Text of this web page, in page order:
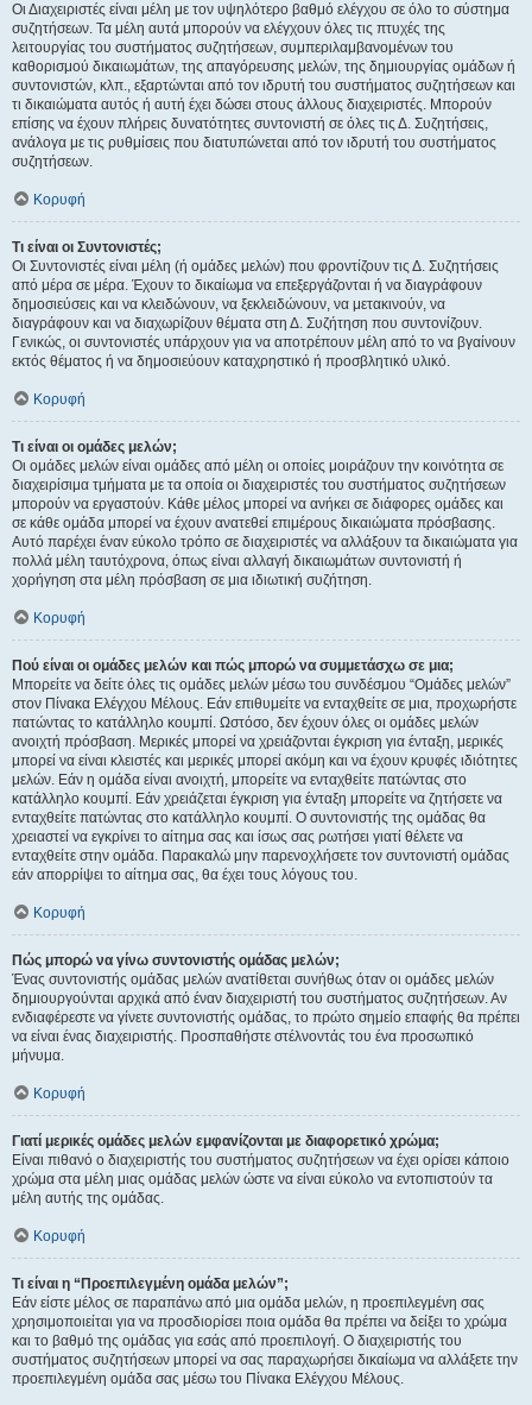
Οι Διαχειριστές είναι μέλη με τον υψηλότερο βαθμό ελέγχου σε όλο το σύστημα
συζητήσεων. Τα μέλη αυτά μπορούν να ελέγχουν όλες τις πτυχές της
λειτουργίας του συστήματος συζητήσεων, συμπεριλαμβανομένων του
καθορισμού δικαιωμάτων, της απαγόρευσης μελών, της δημιουργίας ομάδων ή
συντονιστών, κλπ., εξαρτώνται από τον ιδρυτή του συστήματος συζητήσεων και
τι δικαιώματα αυτός ή αυτή έχει δώσει στους άλλους διαχειριστές. Μπορούν
επίσης να έχουν πλήρεις δυνατότητες συντονιστή σε όλες τις Δ. Συζητήσεις,
ανάλογα με τις ρυθμίσεις που διατυπώνεται από τον ιδρυτή του συστήματος
συζητήσεων.
Κορυφή
Τι είναι οι Συντονιστές;
Οι Συντονιστές είναι μέλη (ή ομάδες μελών) που φροντίζουν τις Δ. Συζητήσεις
από μέρα σε μέρα. Έχουν το δικαίωμα να επεξεργάζονται ή να διαγράφουν
δημοσιεύσεις και να κλειδώνουν, να ξεκλειδώνουν, να μετακινούν, να
διαγράφουν και να διαχωρίζουν θέματα στη Δ. Συζήτηση που συντονίζουν.
Γενικώς, οι συντονιστές υπάρχουν για να αποτρέπουν μέλη από το να βγαίνουν
εκτός θέματος ή να δημοσιεύουν καταχρηστικό ή προσβλητικό υλικό.
Κορυφή
Τι είναι οι ομάδες μελών;
Οι ομάδες μελών είναι ομάδες από μέλη οι οποίες μοιράζουν την κοινότητα σε
διαχειρίσιμα τμήματα με τα οποία οι διαχειριστές του συστήματος συζητήσεων
μπορούν να εργαστούν. Κάθε μέλος μπορεί να ανήκει σε διάφορες ομάδες και
σε κάθε ομάδα μπορεί να έχουν ανατεθεί επιμέρους δικαιώματα πρόσβασης.
Αυτό παρέχει έναν εύκολο τρόπο σε διαχειριστές να αλλάξουν τα δικαιώματα για
πολλά μέλη ταυτόχρονα, όπως είναι αλλαγή δικαιωμάτων συντονιστή ή
χορήγηση στα μέλη πρόσβαση σε μια ιδιωτική συζήτηση.
Κορυφή
Πού είναι οι ομάδες μελών και πώς μπορώ να συμμετάσχω σε μια;
Μπορείτε να δείτε όλες τις ομάδες μελών μέσω του συνδέσμου “Ομάδες μελών”
στον Πίνακα Ελέγχου Μέλους. Εάν επιθυμείτε να ενταχθείτε σε μια, προχωρήστε
πατώντας το κατάλληλο κουμπί. Ωστόσο, δεν έχουν όλες οι ομάδες μελών
ανοιχτή πρόσβαση. Μερικές μπορεί να χρειάζονται έγκριση για ένταξη, μερικές
μπορεί να είναι κλειστές και μερικές μπορεί ακόμη και να έχουν κρυφές ιδιότητες
μελών. Εάν η ομάδα είναι ανοιχτή, μπορείτε να ενταχθείτε πατώντας στο
κατάλληλο κουμπί. Εάν χρειάζεται έγκριση για ένταξη μπορείτε να ζητήσετε να
ενταχθείτε πατώντας στο κατάλληλο κουμπί. Ο συντονιστής της ομάδας θα
χρειαστεί να εγκρίνει το αίτημα σας και ίσως σας ρωτήσει γιατί θέλετε να
ενταχθείτε στην ομάδα. Παρακαλώ μην παρενοχλήσετε τον συντονιστή ομάδας
εάν απορρίψει το αίτημα σας, θα έχει τους λόγους του.
Κορυφή
Πώς μπορώ να γίνω συντονιστής ομάδας μελών;
Ένας συντονιστής ομάδας μελών ανατίθεται συνήθως όταν οι ομάδες μελών
δημιουργούνται αρχικά από έναν διαχειριστή του συστήματος συζητήσεων. Αν
ενδιαφέρεστε να γίνετε συντονιστής ομάδας, το πρώτο σημείο επαφής θα πρέπει
να είναι ένας διαχειριστής. Προσπαθήστε στέλνοντάς του ένα προσωπικό
μήνυμα.
Κορυφή
Γιατί μερικές ομάδες μελών εμφανίζονται με διαφορετικό χρώμα;
Είναι πιθανό ο διαχειριστής του συστήματος συζητήσεων να έχει ορίσει κάποιο
χρώμα στα μέλη μιας ομάδας μελών ώστε να είναι εύκολο να εντοπιστούν τα
μέλη αυτής της ομάδας.
Κορυφή
Τι είναι η “Προεπιλεγμένη ομάδα μελών”;
Εάν είστε μέλος σε παραπάνω από μια ομάδα μελών, η προεπιλεγμένη σας
χρησιμοποιείται για να προσδιορίσει ποια ομάδα θα πρέπει να δείξει το χρώμα
και το βαθμό της ομάδας για εσάς από προεπιλογή. Ο διαχειριστής του
συστήματος συζητήσεων μπορεί να σας παραχωρήσει δικαίωμα να αλλάξετε την
προεπιλεγμένη ομάδα σας μέσω του Πίνακα Ελέγχου Μέλους.